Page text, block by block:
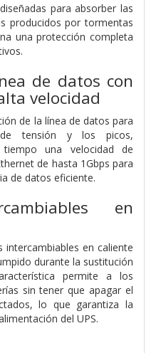
para absorber las
producidos por tormentas
una protección completa
de datos con
velocidad
de la línea de datos para
tensión y los picos,
una velocidad de
de hasta 1Gbps para
de datos eficiente.
en
intercambiables en caliente
durante la sustitución
permite a los
sin tener que apagar el
lo que garantiza la
del UPS.